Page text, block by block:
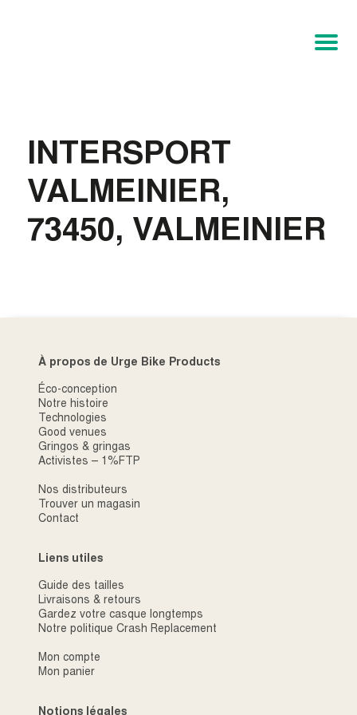
INTERSPORT
VALMEINIER,
73450, VALMEINIER
À propos de Urge Bike Products
Éco-conception
Notre histoire
Technologies
Good venues
Gringos & gringas
Activistes – 1%FTP
Nos distributeurs
Trouver un magasin
Contact
Liens utiles
Guide des tailles
Livraisons & retours
Gardez votre casque longtemps
Notre politique Crash Replacement
Mon compte
Mon panier
Notions légales